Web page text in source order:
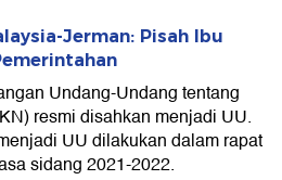
Jerman: Pisah Ibu
Undang-Undang tentang
resmi disahkan menjadi UU.
UU dilakukan dalam rapat
sidang 2021-2022.